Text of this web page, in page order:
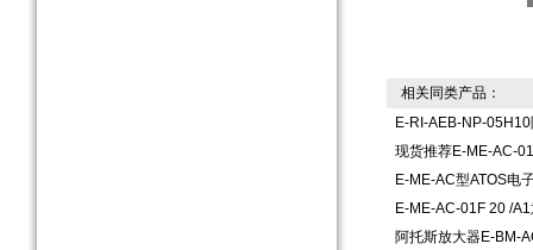
相关同类产品：
E-RI-AEB-NP-
现货推荐E-ME-AC-
E-ME-AC型ATOS电
E-ME-AC-01F 20 /
阿托斯放大器E-BM-